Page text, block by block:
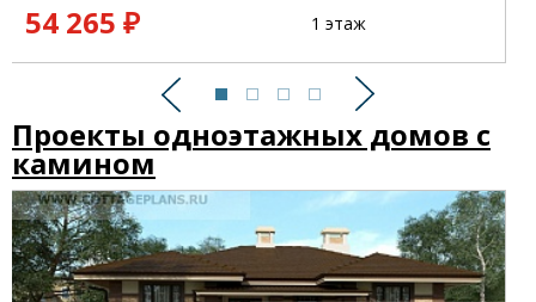
Предыдущий Следующий
54 265 ₽
1 этаж
Проекты одноэтажных домов с
камином